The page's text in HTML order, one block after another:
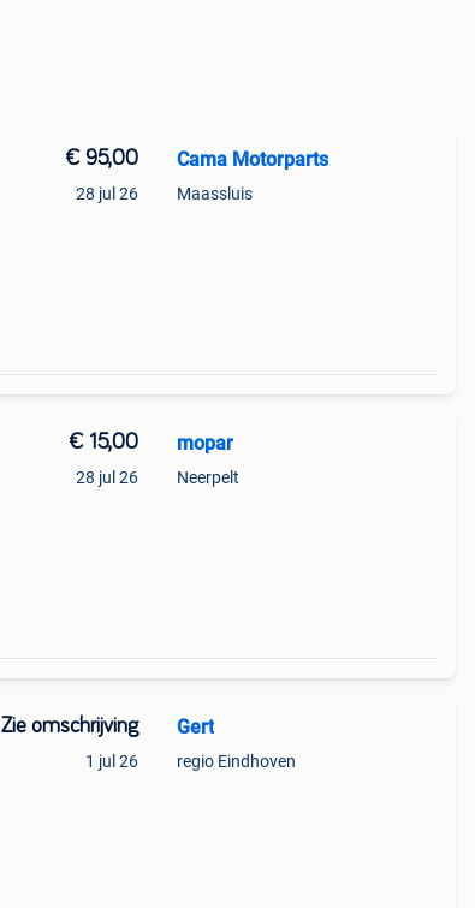
€ 95,00
28 jul 26
Cama Motorparts
Maassluis
€ 15,00
28 jul 26
mopar
Neerpelt
Zie omschrijving
1 jul 26
Gert
regio Eindhoven